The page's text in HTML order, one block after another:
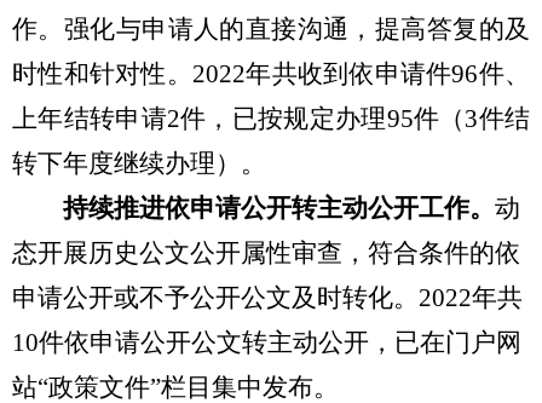
作。强化与申请人的直接沟通，提高答复的及
时性和针对性。 2022年共收到依申请件96件、
上年结转申请2件，已按规定办理95件（3件结
转下年度继续办理）。
持续推进依申请公开转主动公开工作。 动
态开展历史公文公开属性审查，符合条件的依
申请公开或不予公开公文及时转化。 2022年共
10件依申请公开公文转主动公开，已在门户网
站“政策文件”栏目集中发布。